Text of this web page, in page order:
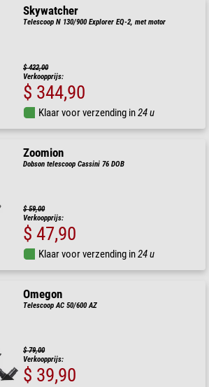
Skywatcher
Telescoop N 130/900 Explorer EQ-2, met motor
$ 422,00
Verkoopprijs:
$ 344,90
Klaar voor verzending in24 u
Zoomion
Dobson telescoop Cassini 76 DOB
$ 59,00
Verkoopprijs:
$ 47,90
Klaar voor verzending in24 u
Omegon
Telescoop AC 50/600 AZ
$ 79,00
Verkoopprijs:
$ 39,90